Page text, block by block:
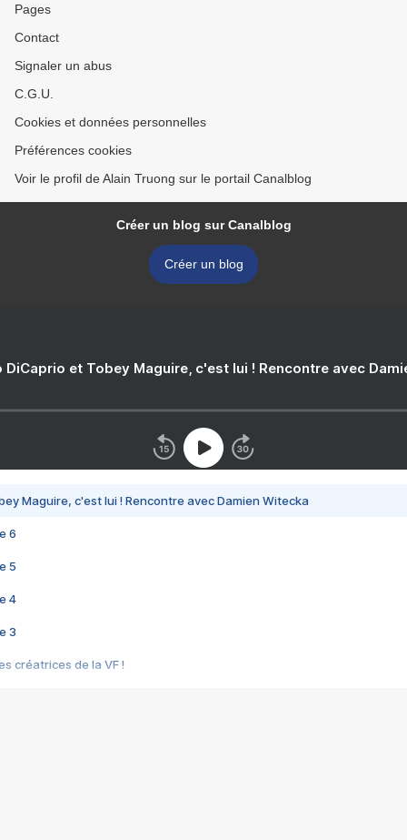
Pages
Contact
Signaler un abus
C.G.U.
Cookies et données personnelles
Préférences cookies
Voir le profil de Alain Truong sur le portail Canalblog
Créer un blog sur Canalblog
Créer un blog
DiCaprio et Tobey Maguire, c'est lui ! Rencontre avec
Maguire, c'est lui ! Rencontre avec Damien Witecka
6
5
4
3
créatrices de la VF !